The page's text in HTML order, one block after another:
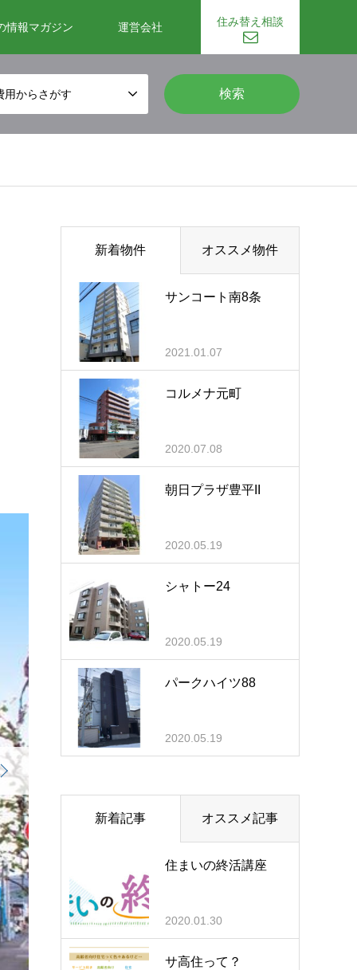
情報マガジン 運営会社 住み替え相談
用からさがす
新着物件 オススメ物件
サンコート南8条
2021.01.07
コルメナ元町
2020.07.08
朝日プラザ豊平II
2020.05.19
シャトー24
2020.05.19
パークハイツ88
2020.05.19
新着記事 オススメ記事
住まいの終活講座
2020.01.30
サ高住って？